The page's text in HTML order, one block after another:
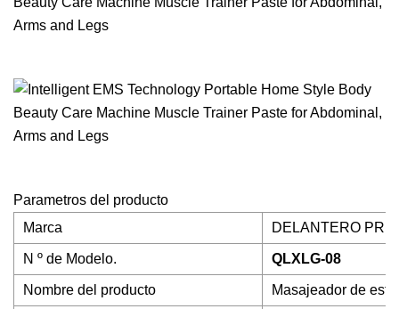
Parametros del producto
Marca
DELANTERO
N º de Modelo. QLXLG-08
Nombre del producto Masajeador de